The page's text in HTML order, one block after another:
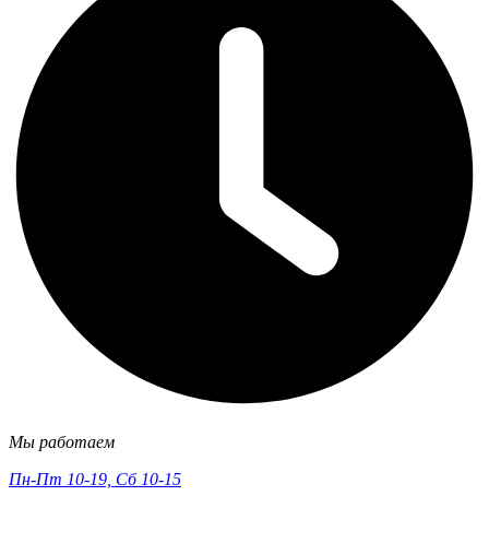
Мы работаем
Пн-Пт 10-19, Сб 10-15